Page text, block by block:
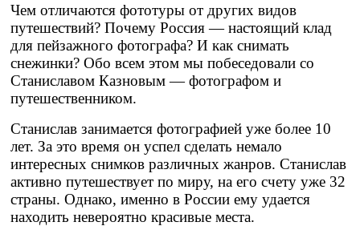
Чем отличаются фототуры от других видов
путешествий? Почему Россия — настоящий клад
для пейзажного фотографа? И как снимать
снежинки? Обо всем этом мы побеседовали со
Станиславом Казновым — фотографом и
путешественником.
Станислав занимается фотографией уже более 10
лет. За это время он успел сделать немало
интересных снимков различных жанров. Станислав
активно путешествует по миру, на его счету уже 32
страны. Однако, именно в России ему удается
находить невероятно красивые места.